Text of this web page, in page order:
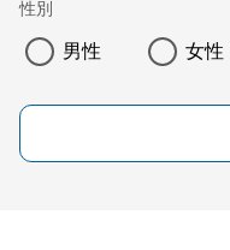
性別
男性 女性